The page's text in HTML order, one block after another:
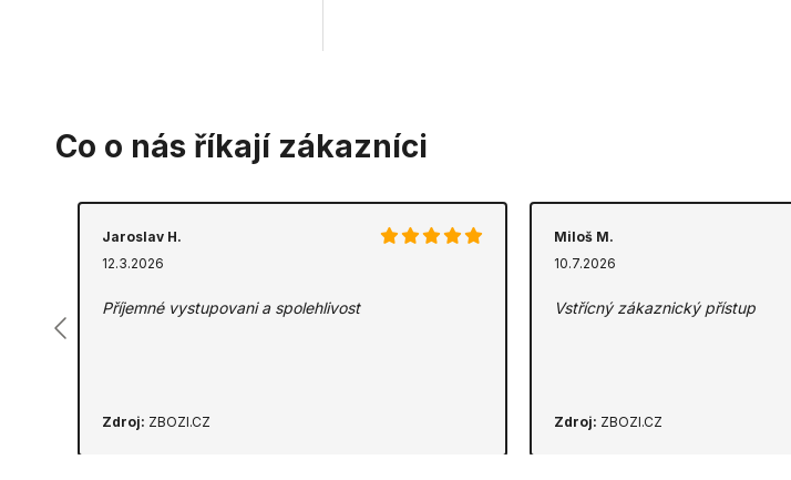
Co o nás říkají zákazníci
Jaroslav H.
12.3.2026
Příjemné vystupovani a spolehlivost
Zdroj: ZBOZI.CZ
Miloš M.
10.7.2026
Vstřícný zákaznický přístup
Zdroj: ZBOZI.CZ